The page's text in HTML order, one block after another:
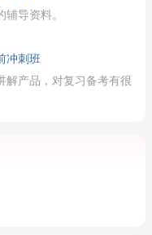
导资料。
冲刺班
解产品，对复习备考有很